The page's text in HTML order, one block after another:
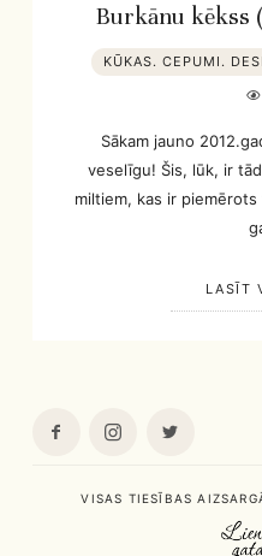
Burkānu kēkss
KŪKAS. CEPUMI.
Sākam jauno
veselīgu! Šis, lūk, ir
miltiem, kas ir
LASĪT
VISAS TIESĪBAS